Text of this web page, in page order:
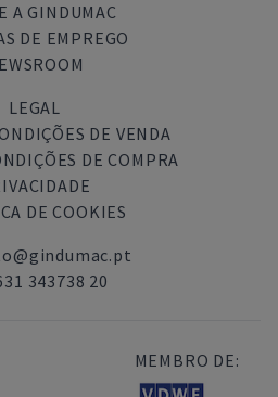
A GINDUMAC
DE EMPREGO
LEGAL
DE VENDA
DE COMPRA
DE COOKIES
343738 20
MEMBRO DE: